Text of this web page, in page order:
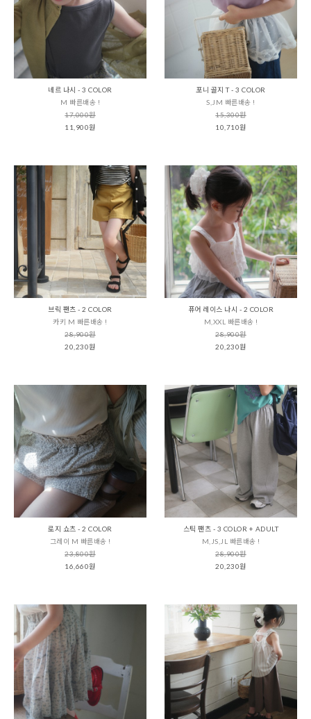
네르 나시 - 3 COLOR
M 빠른배송 !
17,000원
11,900원
포니 골지 T - 3 COLOR
S,JM 빠른배송 !
15,300원
10,710원
브릭 팬츠 - 2 COLOR
카키 M 빠른배송 !
28,900원
20,230원
퓨어 레이스 나시 - 2 COLOR
M,XXL 빠른배송 !
28,900원
20,230원
로지 쇼츠 - 2 COLOR
그레이 M 빠른배송 !
23,800원
16,660원
스틱 팬츠 - 3 COLOR + ADULT
M,JS,JL 빠른배송 !
28,900원
20,230원